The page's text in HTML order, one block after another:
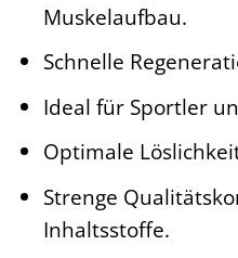
Muskelaufbau.
Schnelle
Ideal für Sportler
Optimale
Strenge
Inhaltsstoffe.